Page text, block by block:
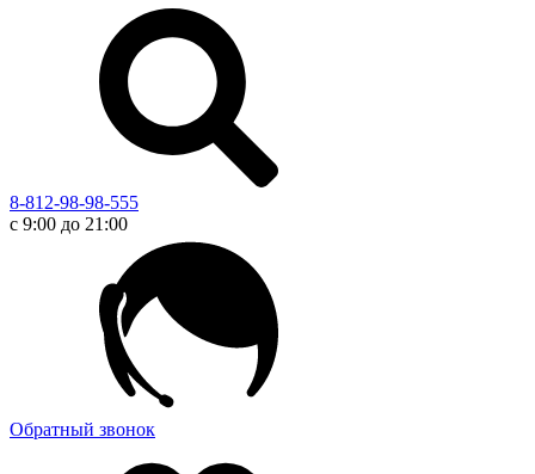
8-812-98-98-555
с 9:00 до 21:00
Обратный звонок